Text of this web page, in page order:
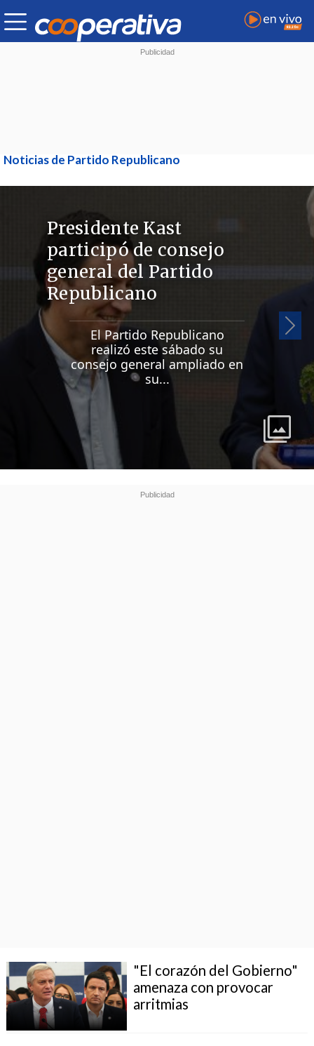
Noticias de Partido Republicano
Presidente Kast
participó de consejo
general del Partido
Republicano
El Partido Republicano
realizó este sábado su
consejo general ampliado en
su...
"El corazón del Gobierno"
amenaza con provocar
arritmias